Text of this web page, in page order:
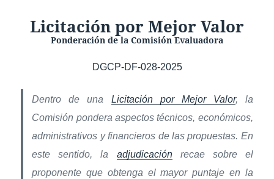
Licitación por Mejor Valor
Ponderación de la Comisión Evaluadora
DGCP-DF-028-2025
Dentro de una Licitación por Mejor Valor, la
Comisión pondera aspectos técnicos, económicos,
administrativos y financieros de las propuestas. En
este sentido, la adjudicaciónrecae sobre el
proponente que obtenga el mayor puntaje en la